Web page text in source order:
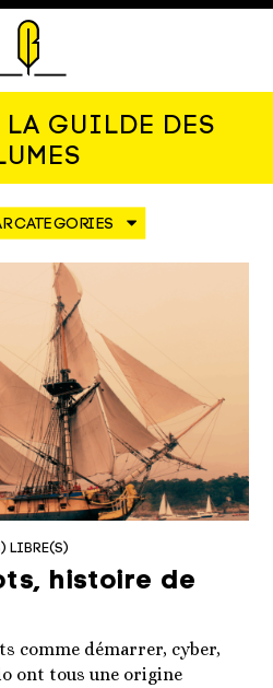
LA GUILDE DES
LIBRE(S)
histoire de
comme démarrer, cyber,
ont tous une origine